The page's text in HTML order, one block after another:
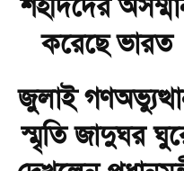
শহীদদের
করেছে ভারত
জুলাই
স্মৃতি জাদুঘর